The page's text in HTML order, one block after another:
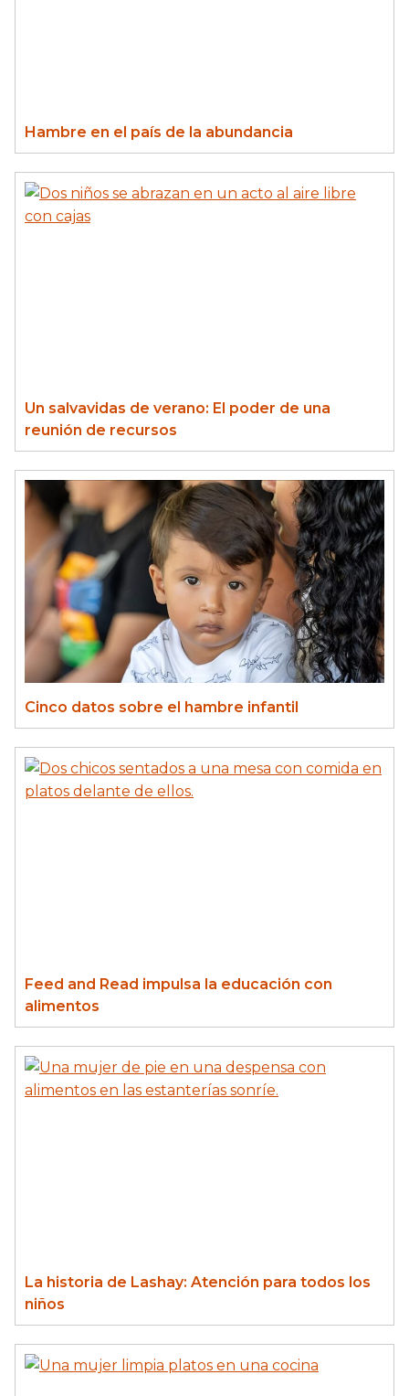
Hambre en el país de la abundancia
Un salvavidas de verano: El poder de una
reunión de recursos
Cinco datos sobre el hambre infantil
Feed and Read impulsa la educación con
alimentos
La historia de Lashay: Atención para todos los
niños